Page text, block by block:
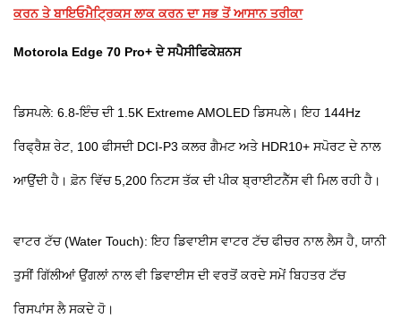
ਕਰਨ ਤੇ ਬਾਇਓਮੈਟ੍ਰਿਕਸ ਲਾਕ ਕਰਨ ਦਾ ਸਭ ਤੋਂ ਆਸਾਨ ਤਰੀਕਾ
Motorola Edge 70 Pro+ ਦੇ ਸਪੈਸੀਫਿਕੇਸ਼ਨਸ
ਡਿਸਪਲੇ: 6.8-ਇੰਚ ਦੀ 1.5K Extreme AMOLED ਡਿਸਪਲੇ। ਇਹ 144Hz
ਰਿਫ੍ਰੈਸ਼ ਰੇਟ, 100 ਫੀਸਦੀ DCI-P3 ਕਲਰ ਗੈਮਟ ਅਤੇ HDR10+ ਸਪੋਰਟ ਦੇ ਨਾਲ
ਆਉਂਦੀ ਹੈ। ਫ਼ੋਨ ਵਿੱਚ 5,200 ਨਿਟਸ ਤੱਕ ਦੀ ਪੀਕ ਬ੍ਰਾਈਟਨੈੱਸ ਵੀ ਮਿਲ ਰਹੀ ਹੈ।
ਵਾਟਰ ਟੱਚ (Water Touch): ਇਹ ਡਿਵਾਈਸ ਵਾਟਰ ਟੱਚ ਫੀਚਰ ਨਾਲ ਲੈਸ ਹੈ, ਯਾਨੀ
ਤੁਸੀਂ ਗਿੱਲੀਆਂ ਉਂਗਲਾਂ ਨਾਲ ਵੀ ਡਿਵਾਈਸ ਦੀ ਵਰਤੋਂ ਕਰਦੇ ਸਮੇਂ ਬਿਹਤਰ ਟੱਚ
ਰਿਸਪਾਂਸ ਲੈ ਸਕਦੇ ਹੋ।